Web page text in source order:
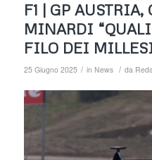
F1 | GP AUSTRIA,
MINARDI
FILO DEI
25 Giugno 2025 / in News / da